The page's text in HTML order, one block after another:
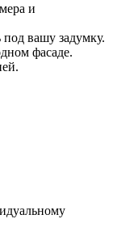
и
вашу задумку.
фасаде.